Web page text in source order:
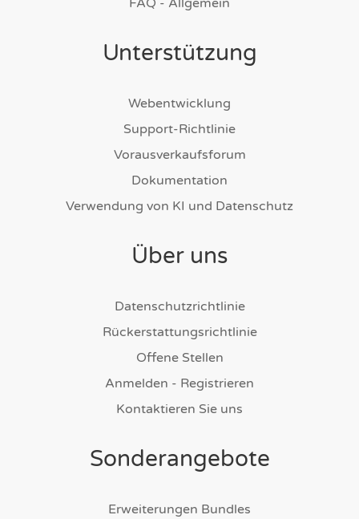
Unterstützung
Webentwicklung
Support-Richtlinie
Vorausverkaufsforum
Dokumentation
Verwendung von KI und Datenschutz
Über uns
Datenschutzrichtlinie
Rückerstattungsrichtlinie
Offene Stellen
Anmelden - Registrieren
Kontaktieren Sie uns
Sonderangebote
Erweiterungen Bundles